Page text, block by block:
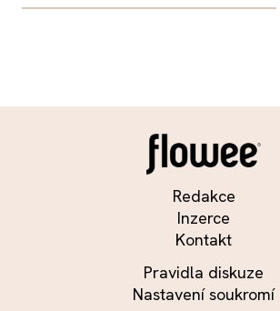
Redakce
Inzerce
Kontakt
Pravidla diskuze
Nastavení soukromí